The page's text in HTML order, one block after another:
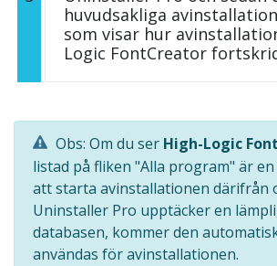
huvudsakliga
som visar hur
Logic FontCreator
Obs: Om du ser High-Logic
listad på fliken "Alla program" är
att starta avinstallationen därifrån
Uninstaller Pro upptäcker en
databasen, kommer den
användas för avinstallationen.